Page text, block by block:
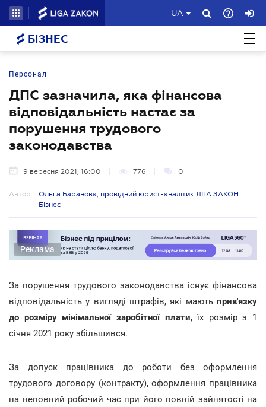
UA
БІЗНЕС
Персонал
ДПС зазначила, яка фінансова
відповідальність настає за
порушення трудового
законодавства
9 вересня 2021, 16:00 776 0
Автор:
Ольга Баранова, провідний юрист-аналітик ЛІГА:ЗАКОН
Бізнес
Реклама
За порушення трудового законодавства існує фінансова
відповідальність у вигляді штрафів, які мають прив'язку
до розміру мінімальної заробітної плати, їх розмір з 1
січня 2021 року збільшився.
За допуск працівника до роботи без оформлення
трудового договору (контракту), оформлення працівника
на неповний робочий час при його повній зайнятості на